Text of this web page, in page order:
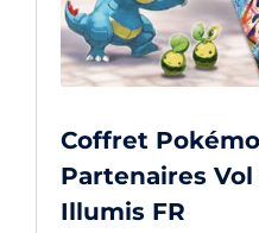
Coffret
Partenaires Vol
Illumis FR